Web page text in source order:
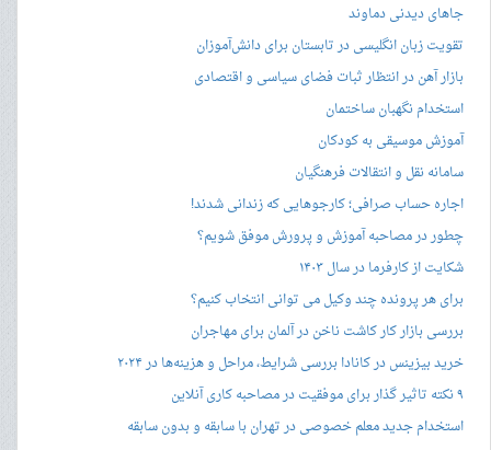
جاهای دیدنی دماوند
تقویت زبان انگلیسی در تابستان برای دانش‌آموزان
بازار آهن در انتظار ثبات فضای سیاسی و اقتصادی
استخدام نگهبان ساختمان
آموزش موسیقی به کودکان
سامانه نقل و انتقالات فرهنگیان
اجاره حساب صرافی؛ کارجوهایی که زندانی شدند!
چطور در مصاحبه‌ آموزش و پرورش موفق شویم؟
شکایت از کارفرما در سال ۱۴۰۳
برای هر پرونده چند وکیل می توانی انتخاب کنیم؟
بررسی بازار کار کاشت ناخن در آلمان برای مهاجران
خرید بیزینس در کانادا بررسی شرایط، مراحل و هزینه‌ها در ۲۰۲۴
۹ نکته تاثیر گذار برای موفقیت در مصاحبه کاری آنلاین
استخدام جدید معلم خصوصی در تهران با سابقه و بدون سابقه